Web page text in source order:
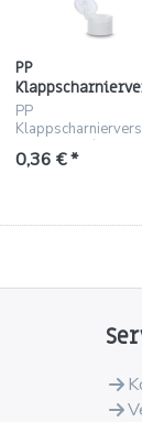
PP
natur – passend
24/410 Gewinde
PP
23,27 mm, Loch Ø
0,36 € *